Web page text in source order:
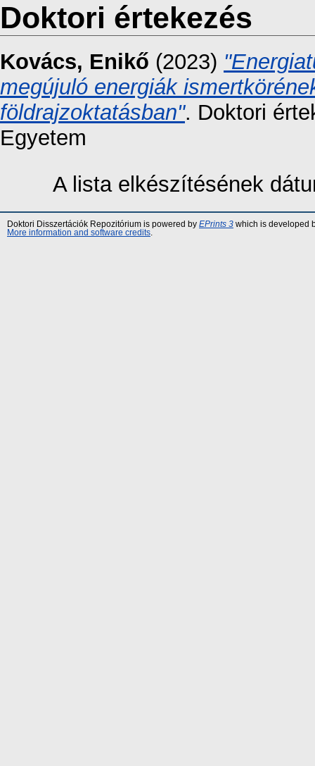
Doktori értekezés
Kovács, Enikő (2023)
megújuló energiák
földrajzoktatásban". Doktori
Egyetem
A lista elkészítésének
Doktori Disszertációk Repozitórium is powered by EPrints 3 which is developed
More information and software credits